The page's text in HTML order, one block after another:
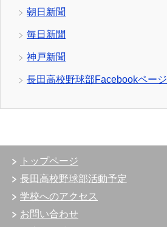
朝日新聞
毎日新聞
神戸新聞
長田高校野球部Facebookページ
トップページ
長田高校野球部活動予定
学校へのアクセス
お問い合わせ